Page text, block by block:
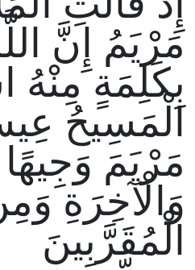
مَرْيَمُ إِنَّ
بِكَلِمَةٍ مِنْهُ
الْمَسِيحُ
مَرْيَمَ وَجِيهًا
وَالْآخِرَةِ
الْمُقَرَّبِينَ